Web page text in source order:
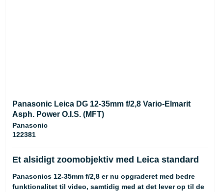
Panasonic Leica DG 12-35mm f/2,8 Vario-Elmarit
Asph. Power O.I.S. (MFT)
Panasonic
122381
Et alsidigt zoomobjektiv med Leica standard
Panasonics 12-35mm f/2,8 er nu opgraderet med bedre
funktionalitet til video, samtidig med at det lever op til de